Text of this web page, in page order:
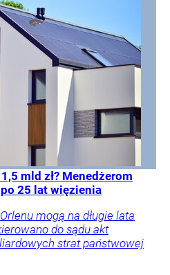
mld zł? Menedżerom
25 lat więzienia
mogą na długie lata
do sądu akt
strat państwowej